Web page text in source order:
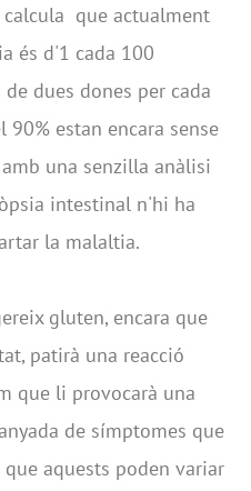
calcula que actualment
és d'1 cada 100
dues dones per cada
90% estan encara sense
una senzilla anàlisi
intestinal n'hi ha
la malaltia.
gluten, encara que
patirà una reacció
que li provocarà una
de símptomes que
aquests poden variar